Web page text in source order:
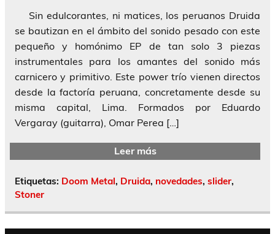
Sin edulcorantes, ni matices, los peruanos Druida
se bautizan en el ámbito del sonido pesado con este
pequeño y homónimo EP de tan solo 3 piezas
instrumentales para los amantes del sonido más
carnicero y primitivo. Este power trío vienen directos
desde la factoría peruana, concretamente desde su
misma capital, Lima. Formados por Eduardo
Vergaray (guitarra), Omar Perea […]
Leer más
Etiquetas: Doom Metal, Druida, novedades, slider,
Stoner